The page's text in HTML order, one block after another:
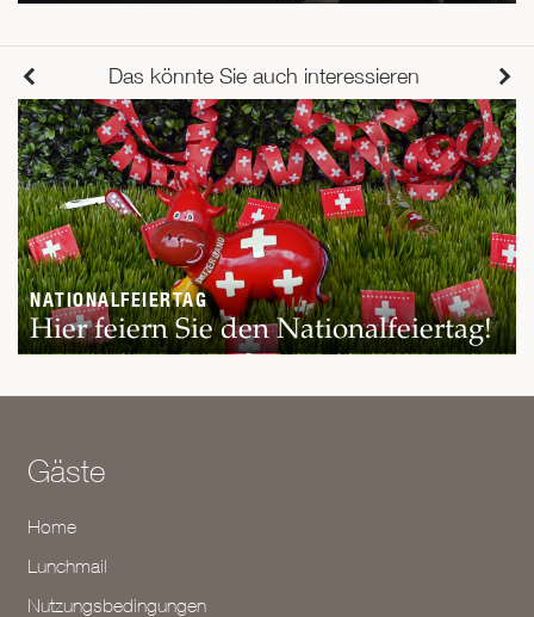
Das könnte Sie auch interessieren
NATIONALFEIERTAG
Hier feiern Sie den Nationalfeiertag!
Gäste
Home
Lunchmail
Nutzungsbedingungen